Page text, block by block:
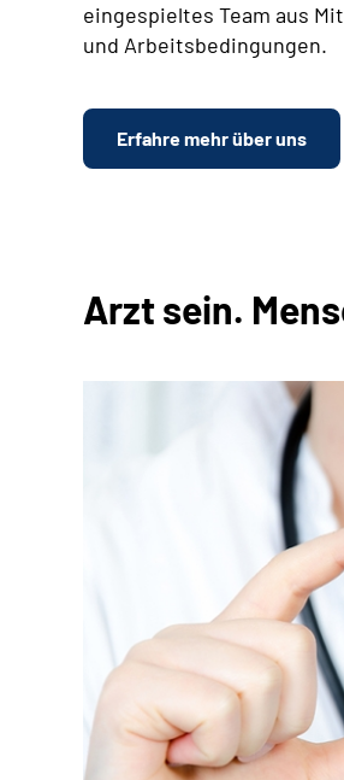
eingespieltes Team aus
und Arbeitsbedingungen.
Erfahre mehr über uns
Arzt sein.